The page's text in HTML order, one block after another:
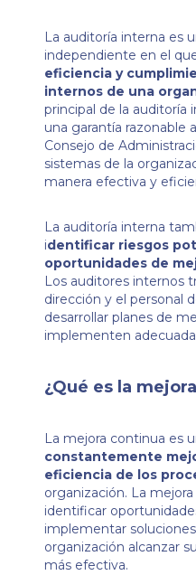
La auditoría interna es
independiente en el
eficiencia y
internos de una
principal de la auditoría
una garantía razonable
Consejo de
sistemas de la
manera efectiva y
La auditoría interna
identificar riesgos
oportunidades de
Los auditores internos
dirección y el personal
desarrollar planes de
implementen
¿Qué es la
La mejora continua es
constantemente
eficiencia de los
organización. La
identificar
implementar
organización alcanzar
más efectiva.